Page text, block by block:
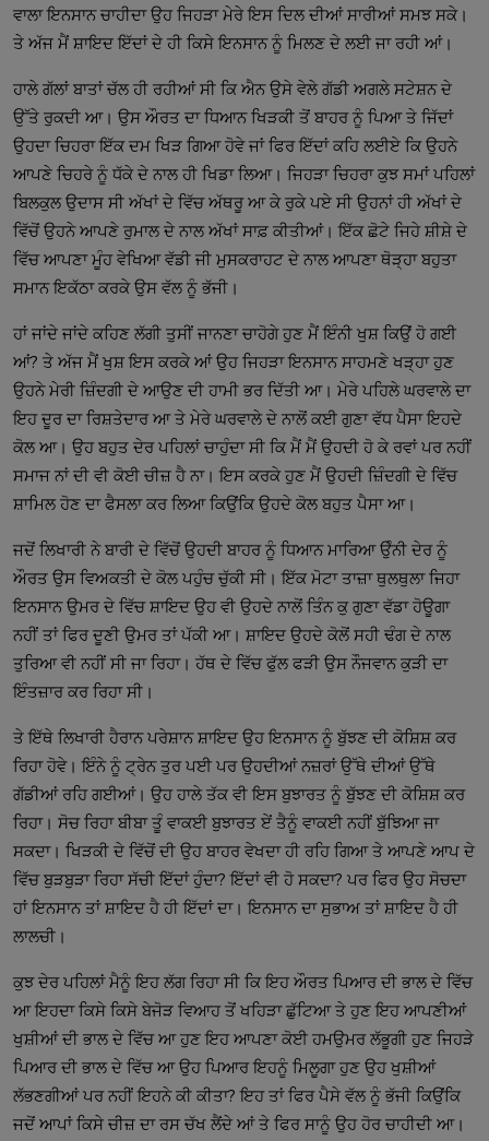
ਵਾਲਾ ਇਨਸਾਨ ਚਾਹੀਦਾ ਉਹ ਜਿਹੜਾ ਮੇਰੇ ਇਸ ਦਿਲ ਦੀਆਂ ਸਾਰੀਆਂ ਸਮਝ ਸਕੇ।
ਤੇ ਅੱਜ ਮੈਂ ਸ਼ਾਇਦ ਇੱਦਾਂ ਦੇ ਹੀ ਕਿਸੇ ਇਨਸਾਨ ਨੂੰ ਮਿਲਣ ਦੇ ਲਈ ਜਾ ਰਹੀ ਆਂ।
ਹਾਲੇ ਗੱਲਾਂ ਬਾਤਾਂ ਚੱਲ ਹੀ ਰਹੀਆਂ ਸੀ ਕਿ ਐਨ ਉਸੇ ਵੇਲੇ ਗੱਡੀ ਅਗਲੇ ਸਟੇਸ਼ਨ ਦੇ
ਉੱਤੇ ਰੁਕਦੀ ਆ। ਉਸ ਔਰਤ ਦਾ ਧਿਆਨ ਖਿੜਕੀ ਤੋਂ ਬਾਹਰ ਨੂੰ ਪਿਆ ਤੇ ਜਿੱਦਾਂ
ਉਹਦਾ ਚਿਹਰਾ ਇੱਕ ਦਮ ਖਿੜ ਗਿਆ ਹੋਵੇ ਜਾਂ ਫਿਰ ਇੱਦਾਂ ਕਹਿ ਲਈਏ ਕਿ ਉਹਨੇ
ਆਪਣੇ ਚਿਹਰੇ ਨੂੰ ਧੱਕੇ ਦੇ ਨਾਲ ਹੀ ਖਿਡਾ ਲਿਆ। ਜਿਹੜਾ ਚਿਹਰਾ ਕੁਝ ਸਮਾਂ ਪਹਿਲਾਂ
ਬਿਲਕੁਲ ਉਦਾਸ ਸੀ ਅੱਖਾਂ ਦੇ ਵਿੱਚ ਅੱਥਰੂ ਆ ਕੇ ਰੁਕੇ ਪਏ ਸੀ ਉਹਨਾਂ ਹੀ ਅੱਖਾਂ ਦੇ
ਵਿੱਚੋਂ ਉਹਨੇ ਆਪਣੇ ਰੁਮਾਲ ਦੇ ਨਾਲ ਅੱਖਾਂ ਸਾਫ਼ ਕੀਤੀਆਂ। ਇੱਕ ਛੋਟੇ ਜਿਹੇ ਸ਼ੀਸ਼ੇ ਦੇ
ਵਿੱਚ ਆਪਣਾ ਮੂੰਹ ਵੇਖਿਆ ਵੱਡੀ ਜੀ ਮੁਸਕਰਾਹਟ ਦੇ ਨਾਲ ਆਪਣਾ ਥੋੜ੍ਹਾ ਬਹੁਤਾ
ਸਮਾਨ ਇਕੱਠਾ ਕਰਕੇ ਉਸ ਵੱਲ ਨੂੰ ਭੱਜੀ।
ਹਾਂ ਜਾਂਦੇ ਜਾਂਦੇ ਕਹਿਣ ਲੱਗੀ ਤੁਸੀਂ ਜਾਨਣਾ ਚਾਹੋਗੇ ਹੁਣ ਮੈਂ ਇੰਨੀ ਖੁਸ਼ ਕਿਉਂ ਹੋ ਗਈ
ਆਂ? ਤੇ ਅੱਜ ਮੈਂ ਖੁਸ਼ ਇਸ ਕਰਕੇ ਆਂ ਉਹ ਜਿਹੜਾ ਇਨਸਾਨ ਸਾਹਮਣੇ ਖੜ੍ਹਾ ਹੁਣ
ਉਹਨੇ ਮੇਰੀ ਜ਼ਿੰਦਗੀ ਦੇ ਆਉਣ ਦੀ ਹਾਮੀ ਭਰ ਦਿੱਤੀ ਆ। ਮੇਰੇ ਪਹਿਲੇ ਘਰਵਾਲੇ ਦਾ
ਇਹ ਦੂਰ ਦਾ ਰਿਸ਼ਤੇਦਾਰ ਆ ਤੇ ਮੇਰੇ ਘਰਵਾਲੇ ਦੇ ਨਾਲੋਂ ਕਈ ਗੁਣਾ ਵੱਧ ਪੈਸਾ ਇਹਦੇ
ਕੋਲ ਆ। ਉਹ ਬਹੁਤ ਦੇਰ ਪਹਿਲਾਂ ਚਾਹੁੰਦਾ ਸੀ ਕਿ ਮੈਂ ਮੈਂ ਉਹਦੀ ਹੋ ਕੇ ਰਵਾਂ ਪਰ ਨਹੀਂ
ਸਮਾਜ ਨਾਂ ਦੀ ਵੀ ਕੋਈ ਚੀਜ਼ ਹੈ ਨਾ। ਇਸ ਕਰਕੇ ਹੁਣ ਮੈਂ ਉਹਦੀ ਜ਼ਿੰਦਗੀ ਦੇ ਵਿੱਚ
ਸ਼ਾਮਿਲ ਹੋਣ ਦਾ ਫੈਸਲਾ ਕਰ ਲਿਆ ਕਿਉਂਕਿ ਉਹਦੇ ਕੋਲ ਬਹੁਤ ਪੈਸਾ ਆ।
ਜਦੋਂ ਲਿਖਾਰੀ ਨੇ ਬਾਰੀ ਦੇ ਵਿੱਚੋਂ ਉਹਦੀ ਬਾਹਰ ਨੂੰ ਧਿਆਨ ਮਾਰਿਆ ਉੰਨੀ ਦੇਰ ਨੂੰ
ਔਰਤ ਉਸ ਵਿਅਕਤੀ ਦੇ ਕੋਲ ਪਹੁੰਚ ਚੁੱਕੀ ਸੀ। ਇੱਕ ਮੋਟਾ ਤਾਜ਼ਾ ਥੁਲਥੁਲਾ ਜਿਹਾ
ਇਨਸਾਨ ਉਮਰ ਦੇ ਵਿੱਚ ਸ਼ਾਇਦ ਉਹ ਵੀ ਉਹਦੇ ਨਾਲੋਂ ਤਿੰਨ ਕੁ ਗੁਣਾ ਵੱਡਾ ਹੋਊਗਾ
ਨਹੀਂ ਤਾਂ ਫਿਰ ਦੂਣੀ ਉਮਰ ਤਾਂ ਪੱਕੀ ਆ। ਸ਼ਾਇਦ ਉਹਦੇ ਕੋਲੋਂ ਸਹੀ ਢੰਗ ਦੇ ਨਾਲ
ਤੁਰਿਆ ਵੀ ਨਹੀਂ ਸੀ ਜਾ ਰਿਹਾ। ਹੱਥ ਦੇ ਵਿੱਚ ਫੁੱਲ ਫੜੀ ਉਸ ਨੌਜਵਾਨ ਕੁੜੀ ਦਾ
ਇੰਤਜ਼ਾਰ ਕਰ ਰਿਹਾ ਸੀ।
ਤੇ ਇੱਥੇ ਲਿਖਾਰੀ ਹੈਰਾਨ ਪਰੇਸ਼ਾਨ ਸ਼ਾਇਦ ਉਹ ਇਨਸਾਨ ਨੂੰ ਬੁੱਝਣ ਦੀ ਕੋਸ਼ਿਸ਼ ਕਰ
ਰਿਹਾ ਹੋਵੇ। ਇੰਨੇ ਨੂੰ ਟ੍ਰੇਨ ਤੁਰ ਪਈ ਪਰ ਉਹਦੀਆਂ ਨਜ਼ਰਾਂ ਉੱਥੇ ਦੀਆਂ ਉੱਥੇ
ਗੱਡੀਆਂ ਰਹਿ ਗਈਆਂ। ਉਹ ਹਾਲੇ ਤੱਕ ਵੀ ਇਸ ਬੁਝਾਰਤ ਨੂੰ ਬੁੱਝਣ ਦੀ ਕੋਸ਼ਿਸ਼ ਕਰ
ਰਿਹਾ। ਸੋਚ ਰਿਹਾ ਬੀਬਾ ਤੂੰ ਵਾਕਈ ਬੁਝਾਰਤ ਏਂ ਤੈਨੂੰ ਵਾਕਈ ਨਹੀਂ ਬੁੱਝਿਆ ਜਾ
ਸਕਦਾ। ਖਿੜਕੀ ਦੇ ਵਿੱਚੋਂ ਦੀ ਉਹ ਬਾਹਰ ਵੇਖਦਾ ਹੀ ਰਹਿ ਗਿਆ ਤੇ ਆਪਣੇ ਆਪ ਦੇ
ਵਿੱਚ ਬੁੜਬੁੜਾ ਰਿਹਾ ਸੱਚੀ ਇੱਦਾਂ ਹੁੰਦਾ? ਇੱਦਾਂ ਵੀ ਹੋ ਸਕਦਾ? ਪਰ ਫਿਰ ਉਹ ਸੋਚਦਾ
ਹਾਂ ਇਨਸਾਨ ਤਾਂ ਸ਼ਾਇਦ ਹੈ ਹੀ ਇੱਦਾਂ ਦਾ। ਇਨਸਾਨ ਦਾ ਸੁਭਾਅ ਤਾਂ ਸ਼ਾਇਦ ਹੈ ਹੀ
ਲਾਲਚੀ।
ਕੁਝ ਦੇਰ ਪਹਿਲਾਂ ਮੈਨੂੰ ਇਹ ਲੱਗ ਰਿਹਾ ਸੀ ਕਿ ਇਹ ਔਰਤ ਪਿਆਰ ਦੀ ਭਾਲ ਦੇ ਵਿੱਚ
ਆ ਇਹਦਾ ਕਿਸੇ ਕਿਸੇ ਬੇਜੋੜ ਵਿਆਹ ਤੋਂ ਖਹਿੜਾ ਛੁੱਟਿਆ ਤੇ ਹੁਣ ਇਹ ਆਪਣੀਆਂ
ਖੁਸ਼ੀਆਂ ਦੀ ਭਾਲ ਦੇ ਵਿੱਚ ਆ ਹੁਣ ਇਹ ਆਪਣਾ ਕੋਈ ਹਮਉਮਰ ਲੱਭੂਗੀ ਹੁਣ ਜਿਹੜੇ
ਪਿਆਰ ਦੀ ਭਾਲ ਦੇ ਵਿੱਚ ਆ ਉਹ ਪਿਆਰ ਇਹਨੂੰ ਮਿਲੂਗਾ ਹੁਣ ਉਹ ਖੁਸ਼ੀਆਂ
ਲੱਭਣਗੀਆਂ ਪਰ ਨਹੀਂ ਇਹਨੇ ਕੀ ਕੀਤਾ? ਇਹ ਤਾਂ ਫਿਰ ਪੈਸੇ ਵੱਲ ਨੂੰ ਭੱਜੀ ਕਿਉਂਕਿ
ਜਦੋਂ ਆਪਾਂ ਕਿਸੇ ਚੀਜ਼ ਦਾ ਰਸ ਚੱਖ ਲੈਂਦੇ ਆਂ ਤੇ ਫਿਰ ਸਾਨੂੰ ਉਹ ਹੋਰ ਚਾਹੀਦੀ ਆ।